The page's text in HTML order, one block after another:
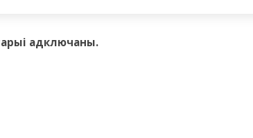
адключаны.